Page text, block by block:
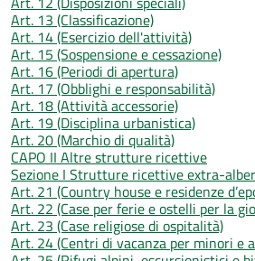
Art. 13 (Classificazione)
Art. 14 (Esercizio dell'attività)
Art. 15 (Sospensione e cessazione)
Art. 16 (Periodi di apertura)
Art. 17 (Obblighi e responsabilità)
Art. 18 (Attività accessorie)
Art. 19 (Disciplina urbanistica)
Art. 20 (Marchio di qualità)
CAPO II Altre strutture ricettive
Sezione I Strutture ricettive extra-
Art. 21 (Country house e residenze
Art. 22 (Case per ferie e ostelli per la
Art. 23 (Case religiose di ospitalità)
Art. 24 (Centri di vacanza per minori e